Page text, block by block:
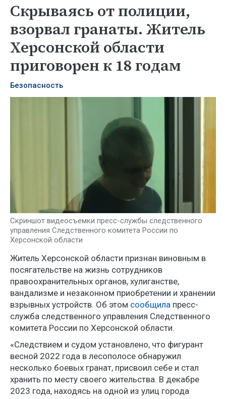
Скрываясь от полиции,
взорвал гранаты. Житель
Херсонской области
приговорен к 18 годам
Безопасность
Скриншот видеосъемки пресс-службы следственного
управления Следственного комитета России по
Херсонской области
Житель Херсонской области признан виновным в
посягательстве на жизнь сотрудников
правоохранительных органов, хулиганстве,
вандализме и незаконном приобретении и хранении
взрывных устройств. Об этом сообщила пресс-
служба следственного управления Следственного
комитета России по Херсонской области.
«Следствием и судом установлено, что фигурант
весной 2022 года в лесополосе обнаружил
несколько боевых гранат, присвоил себе и стал
хранить по месту своего жительства. В декабре
2023 года, находясь на одной из улиц города